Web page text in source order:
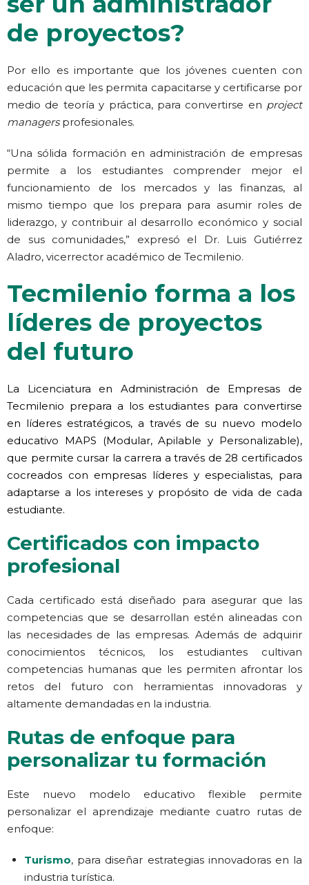
de proyectos?
Por ello es importante que los jóvenes cuenten con
educación que les permita capacitarse y certificarse por
medio de teoría y práctica, para convertirse en project
managers profesionales.
“Una sólida formación en administración de empresas
permite a los estudiantes comprender mejor el
funcionamiento de los mercados y las finanzas, al
mismo tiempo que los prepara para asumir roles de
liderazgo, y contribuir al desarrollo económico y social
de sus comunidades,” expresó el Dr. Luis Gutiérrez
Aladro, vicerrector académico de Tecmilenio.
Tecmilenio forma a los
líderes de proyectos
del futuro
La Licenciatura en Administración de Empresas de
Tecmilenio prepara a los estudiantes para convertirse
en líderes estratégicos, a través de su nuevo modelo
educativo MAPS (Modular, Apilable y Personalizable),
que permite cursar la carrera a través de 28 certificados
cocreados con empresas líderes y especialistas, para
adaptarse a los intereses y propósito de vida de cada
estudiante.
Certificados con impacto
profesional
Cada certificado está diseñado para asegurar que las
competencias que se desarrollan estén alineadas con
las necesidades de las empresas. Además de adquirir
conocimientos técnicos, los estudiantes cultivan
competencias humanas que les permiten afrontar los
retos del futuro con herramientas innovadoras y
altamente demandadas en la industria.
Rutas de enfoque para
personalizar tu formación
Este nuevo modelo educativo flexible permite
personalizar el aprendizaje mediante cuatro rutas de
enfoque:
Turismo, para diseñar estrategias innovadoras en la
industria turística.